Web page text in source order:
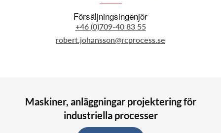
Försäljningsingenjör
+46 (0)709-40 83 55
robert.johansson@rcprocess.se
Maskiner, anläggningar projektering för
industriella processer